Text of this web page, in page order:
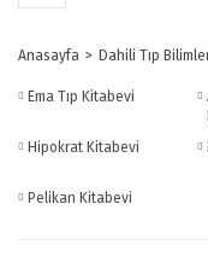
Anasayfa Dahili Tıp
Ema Tıp Kitabevi
Hipokrat Kitabevi
Pelikan Kitabevi